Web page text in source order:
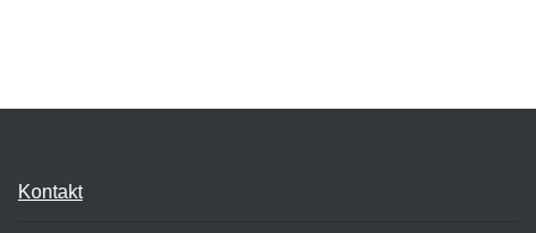
Kontakt